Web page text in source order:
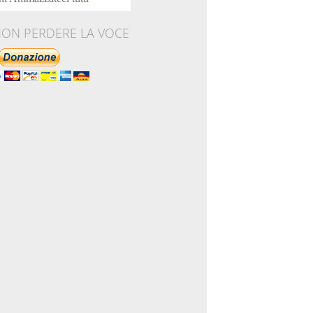
PERDERE LA VOCE